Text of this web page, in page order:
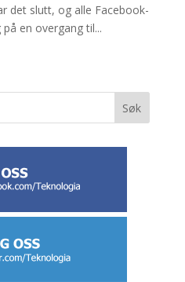
det slutt, og alle Facebook-
en overgang til...